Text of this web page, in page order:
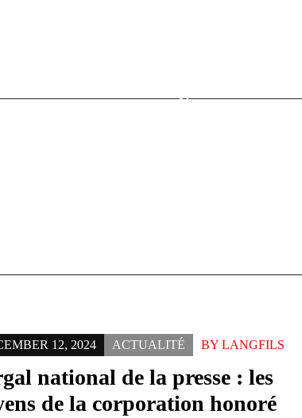
au cœur d'une vive
12, 2024 ACTUALITÉ BYLANGFILS
national de la presse : les
de la corporation honoré